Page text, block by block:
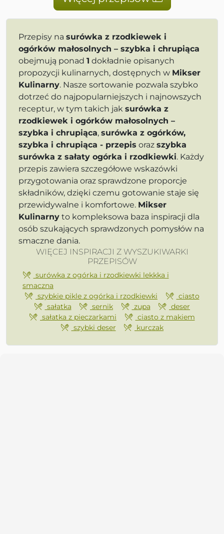
Przepisy na surówka z rzodkiewek i
ogórków małosolnych – szybka i chrupiąca
obejmują ponad 1 dokładnie opisanych
propozycji kulinarnych, dostępnych w Mikser
Kulinarny. Nasze sortowanie pozwala szybko
dotrzeć do najpopularniejszych i najnowszych
receptur, w tym takich jak surówka z
rzodkiewek i ogórków małosolnych –
szybka i chrupiąca, surówka z ogórków,
szybka i chrupiąca - przepis oraz szybka
surówka z sałaty ogórka i rzodkiewki. Każdy
przepis zawiera szczegółowe wskazówki
przygotowania oraz sprawdzone proporcje
składników, dzięki czemu gotowanie staje się
przewidywalne i komfortowe. Mikser
Kulinarny to kompleksowa baza inspiracji dla
osób szukających sprawdzonych pomysłów na
smaczne dania.
WIĘCEJ INSPIRACJI Z WYSZUKIWARKI
PRZEPISÓW
surówka z ogórka i rzodkiewki lekkka i
smaczna
szybkie pikle z ogórka i rzodkiewki
ciasto
sałatka
sernik zupa
deser
sałatka z pieczarkami
ciasto z makiem
szybki deser
kurczak